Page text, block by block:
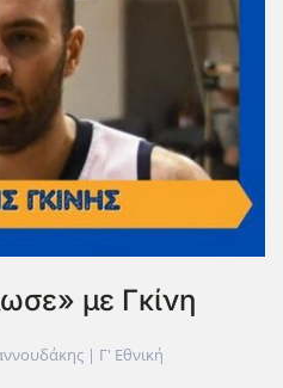
με Γκίνη
| Γ' Εθνική